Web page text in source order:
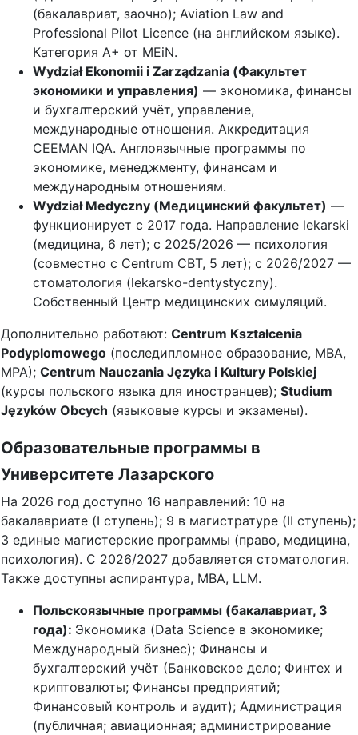
(бакалавриат, заочно); Aviation Law and
Professional Pilot Licence (на английском языке).
Категория A+ от MEiN.
Wydział Ekonomii i Zarządzania (Факультет
экономики и управления) — экономика, финансы
и бухгалтерский учёт, управление,
международные отношения. Аккредитация
CEEMAN IQA. Англоязычные программы по
экономике, менеджменту, финансам и
международным отношениям.
Wydział Medyczny (Медицинский факультет) —
функционирует с 2017 года. Направление lekarski
(медицина, 6 лет); с 2025/2026 — психология
(совместно с Centrum CBT, 5 лет); с 2026/2027 —
стоматология (lekarsko-dentystyczny).
Собственный Центр медицинских симуляций.
Дополнительно работают: Centrum Kształcenia
Podyplomowego (последипломное образование, MBA,
MPA); Centrum Nauczania Języka i Kultury Polskiej
(курсы польского языка для иностранцев); Studium
Języków Obcych (языковые курсы и экзамены).
Образовательные программы в
Университете Лазарского
На 2026 год доступно 16 направлений: 10 на
бакалавриате (I ступень); 9 в магистратуре (II ступень);
3 единые магистерские программы (право, медицина,
психология). С 2026/2027 добавляется стоматология.
Также доступны аспирантура, MBA, LLM.
Польскоязычные программы (бакалавриат, 3
года): Экономика (Data Science в экономике;
Международный бизнес); Финансы и
бухгалтерский учёт (Банковское дело; Финтех и
криптовалюты; Финансы предприятий;
Финансовый контроль и аудит); Администрация
(публичная; авиационная; администрирование